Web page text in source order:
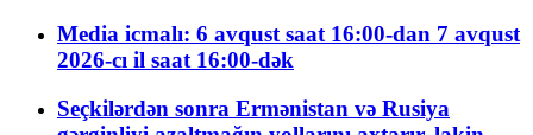
Media icmalı: 6 avqust saat 16:00-dan 7 avqust
2026-cı il saat 16:00-dək
Seçkilərdən sonra Ermənistan və Rusiya